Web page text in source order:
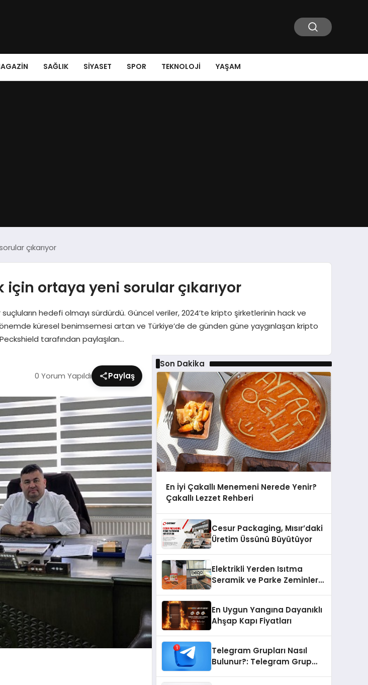
SAĞLIK SIYASET SPOR TEKNOLOJI YAŞAM
çıkarıyor
ortaya yeni sorular çıkarıyor
hedefi olmayı sürdürdü. Güncel veriler, 2024’te kripto şirketlerinin hack ve
küresel benimsemesi artan ve Türkiye’de de günden güne yaygınlaşan kripto
tarafından paylaşılan…
0 Yorum Yapıldı Paylaş
Son Dakika
En İyi Çakallı Menemeni Nerede Yenir?
Çakallı Lezzet Rehberi
Cesur Packaging, Mısır’daki
Üretim Üssünü Büyütüyor
Elektrikli Yerden Isıtma
Seramik ve Parke Zeminler
En Uygun Yangına Dayanıklı
Ahşap Kapı Fiyatları
Telegram Grupları Nasıl
Bulunur?: Telegram Grup